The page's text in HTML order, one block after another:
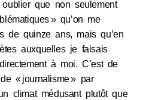
que non seulement
» qu’on me
de quinze ans, mais qu’en
auxquelles je faisais
à moi. C’est de
« journalisme » par
climat médusant plutôt que